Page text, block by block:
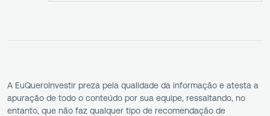
A EuQueroInvestir preza pela qualidade da informação e atesta a
apuração de todo o conteúdo por sua equipe, ressaltando, no
entanto, que não faz qualquer tipo de recomendação de